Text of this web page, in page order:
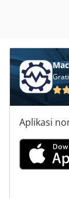
Aplikasi